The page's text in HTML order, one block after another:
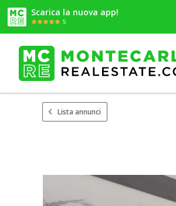
Scarica la nuova app!
5
Lista annunci